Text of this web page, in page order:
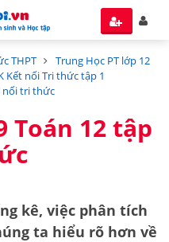
THPT
Trung Học PT lớp 12
Kết nối Tri thức tập 1
nối tri thức
Toán 12 tập
kê, việc phân tích
ta hiểu rõ hơn về